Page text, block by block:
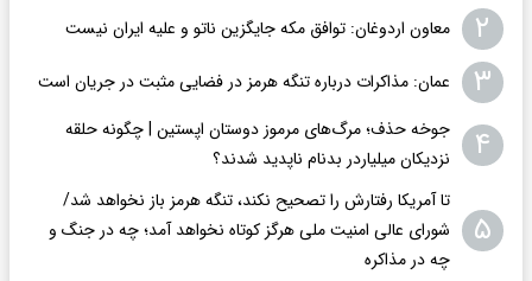
۲ معاون اردوغان: توافق مکه جایگزین ناتو و علیه ایران نیست
۳ عمان: مذاکرات درباره تنگه هرمز در فضایی مثبت در جریان است
۴
جوخه حذف؛ مرگ‌های مرموز دوستان اپستین | چگونه حلقه
نزدیکان میلیاردر بدنام ناپدید شدند؟
۵
تا آمریکا رفتارش را تصحیح نکند، تنگه هرمز باز نخواهد شد/
شورای عالی امنیت ملی هرگز کوتاه نخواهد آمد؛ چه در جنگ و
چه در مذاکره